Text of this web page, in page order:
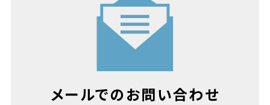
メールでのお問い合わせ